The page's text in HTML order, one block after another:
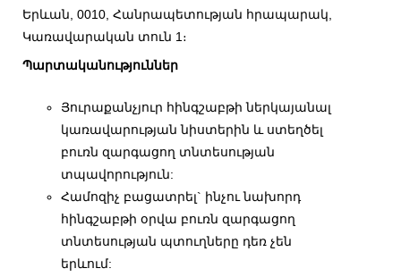
Երևան, 0010, Հանրապետության հրապարակ,
Կառավարական տուն 1։
Պարտականություններ
Յուրաքանչյուր հինգշաբթի ներկայանալ
կառավարության նիստերին և ստեղծել
բուռն զարգացող տնտեսության
տպավորություն:
Համոզիչ բացատրել` ինչու նախորդ
հինգշաբթի օրվա բուռն զարգացող
տնտեսության պտուղները դեռ չեն
երևում: